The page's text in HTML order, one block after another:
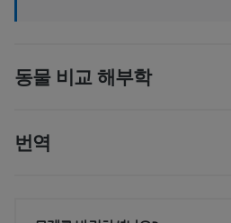
동물 비교 해부학
번역